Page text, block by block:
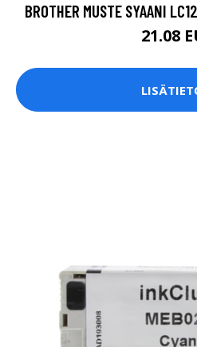
BROTHER MUSTE SYAANI
21.08